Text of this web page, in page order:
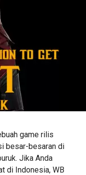
game rilis
besar-besaran di
Jika Anda
di Indonesia, WB